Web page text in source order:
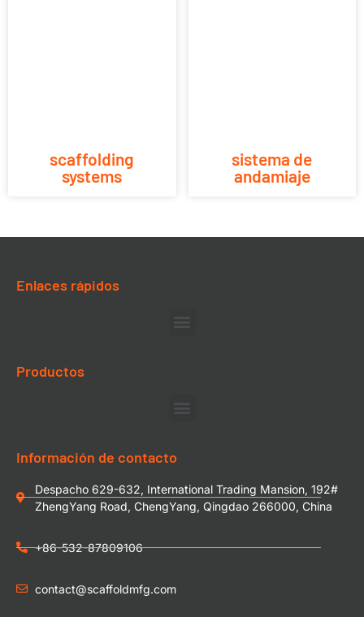
scaffolding
systems
sistema de
andamiaje
Enlaces rápidos
Productos
Información de contacto
Despacho 629-632, International Trading Mansion, 192#
ZhengYang Road, ChengYang, Qingdao 266000, China
+86-532-87809106
contact@scaffoldmfg.com